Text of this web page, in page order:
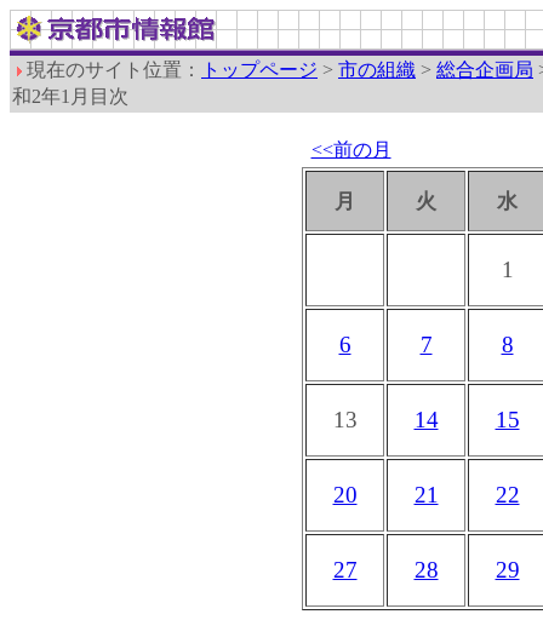
現在のサイト位置： トップページ > 市の組織 > 総合企画局
和2年1月目次
<<前の月
月 火 水
1
6 7 8
13 14 15
20 21 22
27 28 29